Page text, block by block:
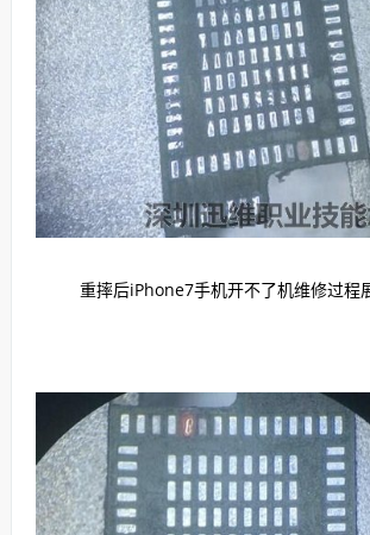
重摔后iPhone7手机开不了机维修过程